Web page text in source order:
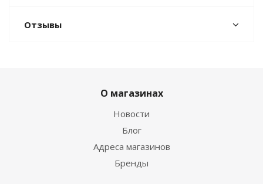
Отзывы
О магазинах
Новости
Блог
Адреса магазинов
Бренды